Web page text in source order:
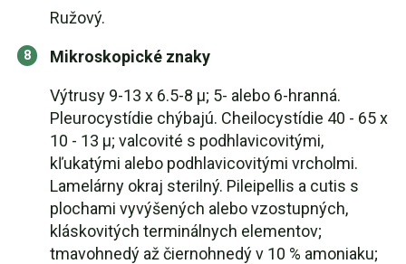
Ružový.
Mikroskopické znaky
Výtrusy 9-13 x 6.5-8 µ; 5- alebo 6-hranná.
Pleurocystídie chýbajú. Cheilocystídie 40 - 65 x
10 - 13 µ; valcovité s podhlavicovitými,
kľukatými alebo podhlavicovitými vrcholmi.
Lamelárny okraj sterilný. Pileipellis a cutis s
plochami vyvýšených alebo vzostupných,
kláskovitých terminálnych elementov;
tmavohnedý až čiernohnedý v 10 % amoniaku;